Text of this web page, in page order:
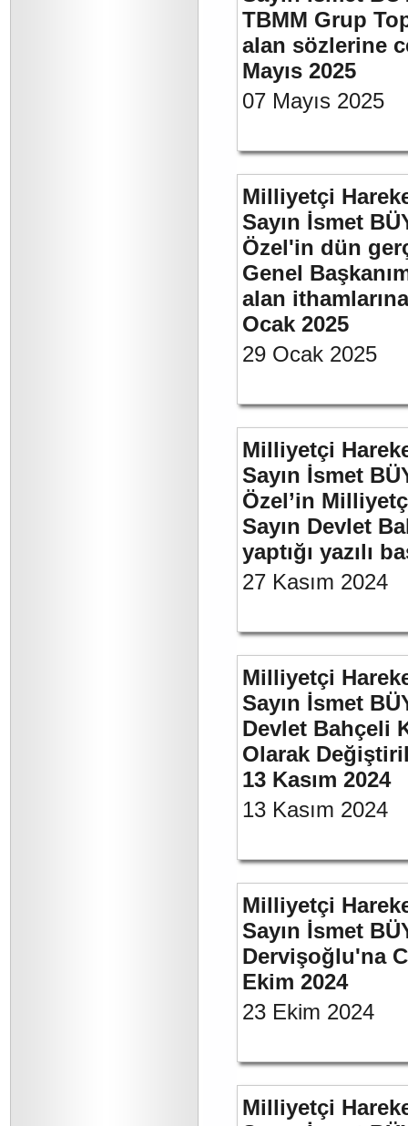
TBMM Grup
alan sözlerine
Mayıs 2025
07 Mayıs 2025
Milliyetçi
Sayın İsmet
Özel'in dün
Genel
alan ithamlarına
Ocak 2025
29 Ocak 2025
Milliyetçi
Sayın İsmet
Özel’in
Sayın Devlet
yaptığı yazılı
27 Kasım 2024
Milliyetçi
Sayın İsmet
Devlet Bahçeli
Olarak
13 Kasım 2024
13 Kasım 2024
Milliyetçi
Sayın İsmet
Dervişoğlu'na
Ekim 2024
23 Ekim 2024
Milliyetçi